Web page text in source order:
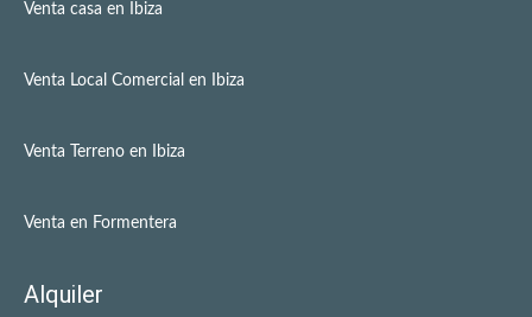
Venta casa en Ibiza
Venta Local Comercial en Ibiza
Venta Terreno en Ibiza
Venta en Formentera
Alquiler